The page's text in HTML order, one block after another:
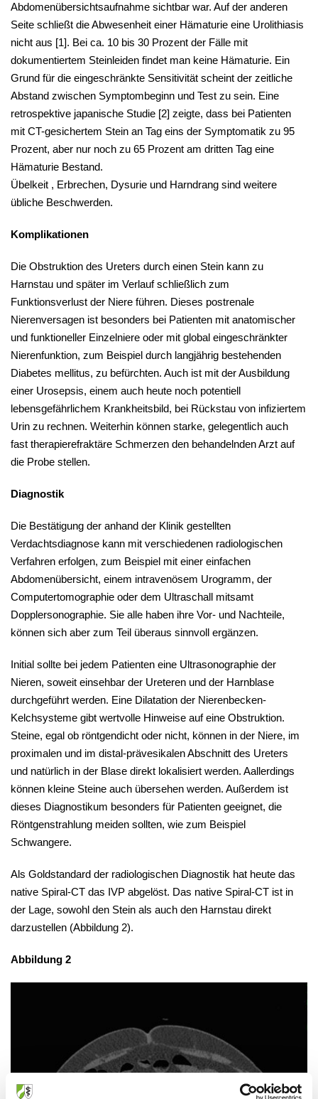
Abdomenübersichtsaufnahme sichtbar war. Auf der anderen
Seite schließt die Abwesenheit einer Hämaturie eine Urolithiasis
nicht aus [1]. Bei ca. 10 bis 30 Prozent der Fälle mit
dokumentiertem Steinleiden findet man keine Hämaturie. Ein
Grund für die eingeschränkte Sensitivität scheint der zeitliche
Abstand zwischen Symptombeginn und Test zu sein. Eine
retrospektive japanische Studie [2] zeigte, dass bei Patienten
mit CT-gesichertem Stein an Tag eins der Symptomatik zu 95
Prozent, aber nur noch zu 65 Prozent am dritten Tag eine
Hämaturie Bestand.
Übelkeit , Erbrechen, Dysurie und Harndrang sind weitere
übliche Beschwerden.
Komplikationen
Die Obstruktion des Ureters durch einen Stein kann zu
Harnstau und später im Verlauf schließlich zum
Funktionsverlust der Niere führen. Dieses postrenale
Nierenversagen ist besonders bei Patienten mit anatomischer
und funktioneller Einzelniere oder mit global eingeschränkter
Nierenfunktion, zum Beispiel durch langjährig bestehenden
Diabetes mellitus, zu befürchten. Auch ist mit der Ausbildung
einer Urosepsis, einem auch heute noch potentiell
lebensgefährlichem Krankheitsbild, bei Rückstau von infiziertem
Urin zu rechnen. Weiterhin können starke, gelegentlich auch
fast therapierefraktäre Schmerzen den behandelnden Arzt auf
die Probe stellen.
Diagnostik
Die Bestätigung der anhand der Klinik gestellten
Verdachtsdiagnose kann mit verschiedenen radiologischen
Verfahren erfolgen, zum Beispiel mit einer einfachen
Abdomenübersicht, einem intravenösem Urogramm, der
Computertomographie oder dem Ultraschall mitsamt
Dopplersonographie. Sie alle haben ihre Vor- und Nachteile,
können sich aber zum Teil überaus sinnvoll ergänzen.
Initial sollte bei jedem Patienten eine Ultrasonographie der
Nieren, soweit einsehbar der Ureteren und der Harnblase
durchgeführt werden. Eine Dilatation der Nierenbecken-
Kelchsysteme gibt wertvolle Hinweise auf eine Obstruktion.
Steine, egal ob röntgendicht oder nicht, können in der Niere, im
proximalen und im distal-prävesikalen Abschnitt des Ureters
und natürlich in der Blase direkt lokalisiert werden. Aallerdings
können kleine Steine auch übersehen werden. Außerdem ist
dieses Diagnostikum besonders für Patienten geeignet, die
Röntgenstrahlung meiden sollten, wie zum Beispiel
Schwangere.
Als Goldstandard der radiologischen Diagnostik hat heute das
native Spiral-CT das IVP abgelöst. Das native Spiral-CT ist in
der Lage, sowohl den Stein als auch den Harnstau direkt
darzustellen (Abbildung 2).
Abbildung 2